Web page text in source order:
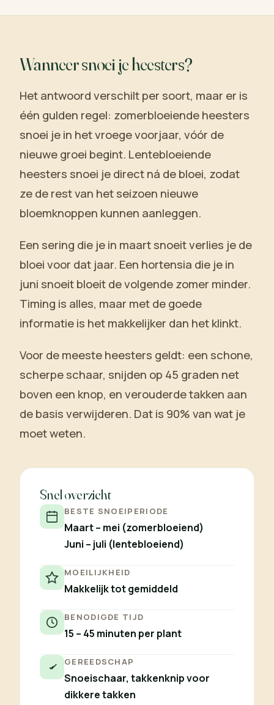
Wanneer snoei je heesters?
Het antwoord verschilt per soort, maar er is
één gulden regel: zomerbloeiende heesters
snoei je in het vroege voorjaar, vóór de
nieuwe groei begint. Lentebloeiende
heesters snoei je direct ná de bloei, zodat
ze de rest van het seizoen nieuwe
bloemknoppen kunnen aanleggen.
Een sering die je in maart snoeit verlies je de
bloei voor dat jaar. Een hortensia die je in
juni snoeit bloeit de volgende zomer minder.
Timing is alles, maar met de goede
informatie is het makkelijker dan het klinkt.
Voor de meeste heesters geldt: een schone,
scherpe schaar, snijden op 45 graden net
boven een knop, en verouderde takken aan
de basis verwijderen. Dat is 90% van wat je
moet weten.
Snel overzicht
BESTE SNOEIPERIODE
Maart – mei (zomerbloeiend)
Juni – juli (lentebloeiend)
MOEILIJKHEID
Makkelijk tot gemiddeld
BENODIGDE TIJD
15 – 45 minuten per plant
GEREEDSCHAP
Snoeischaar, takkenknip voor
dikkere takken